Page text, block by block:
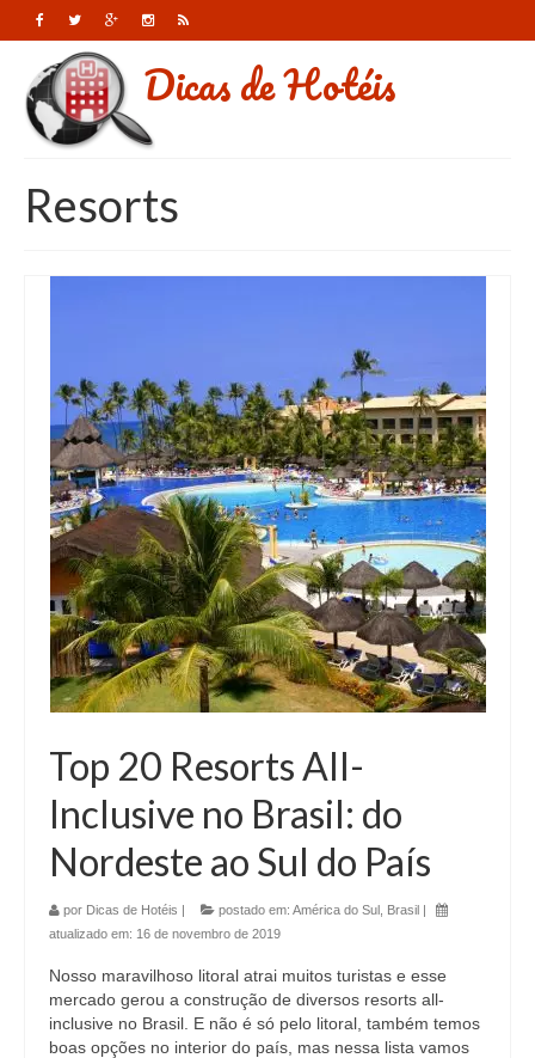
Dicas de Hotéis
Resorts
Top 20 Resorts All-
Inclusive no Brasil: do
Nordeste ao Sul do País
por Dicas de Hotéis | postado em: América do Sul Brasil |
atualizado em: 16 de novembro de 2019
Nosso maravilhoso litoral atrai muitos turistas e esse
mercado gerou a construção de diversos resorts all-
inclusive no Brasil. E não é só pelo litoral, também temos
boas opções no interior do país, mas nessa lista vamos